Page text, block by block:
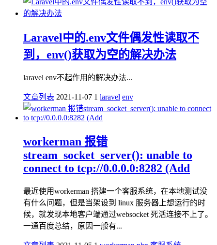
Laravel中的.env文件偶发性读取不
到，env()获取为空的解决办法
laravel env不起作用的解决办法...
文章列表 2021-11-07 1 laravel env
workerman 报错
stream_socket_server(): unable to
connect to tcp://0.0.0.0:8282 (Add
最近使用workerman 搭建一个客服系统，在本地测试没
有什么问题，但是当架设到 linux 服务器上想运行的时
候，就发现本地客户端通过websocket 死活连接不上了。
一通百度总结，原因一般有...